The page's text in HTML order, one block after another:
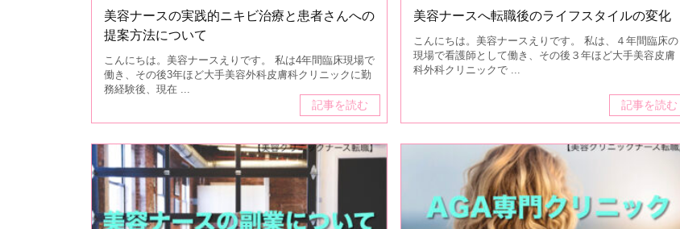
美容ナースの実践的ニキビ治療と患者さんへの
提案方法について
こんにちは。美容ナースえりです。 私は4年間臨床現場で
働き、その後3年ほど大手美容外科皮膚科クリニックに勤
務経験後、現在 ...
記事を読む
美容ナースへ転職後のライフスタイルの変化
こんにちは。美容ナースえりです。 私は、４年間臨床の
現場で看護師として働き、その後３年ほど大手美容皮膚
科外科クリニックで ...
記事を読む